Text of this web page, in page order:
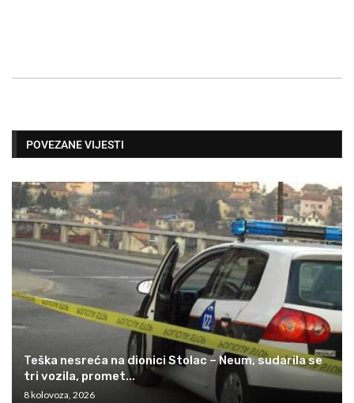
POVEZANE VIJESTI
Teška nesreća na dionici Stolac – Neum, sudarila se
tri vozila, promet...
8 kolovoza, 2026